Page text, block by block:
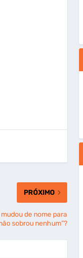
PRÓXIMO
de nome para
sobrou nenhum”?